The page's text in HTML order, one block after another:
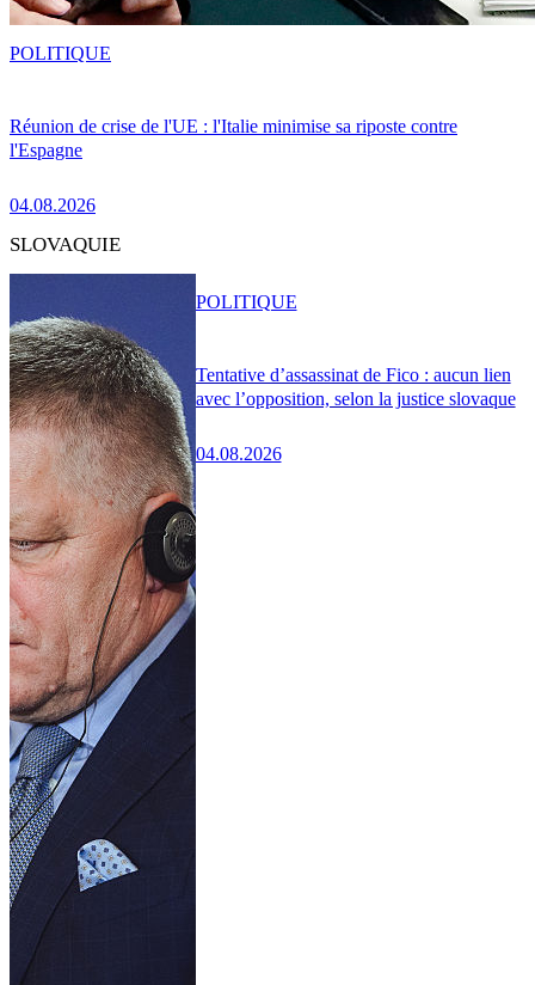
Réunion de crise de l'UE : l'Italie minimise sa riposte contre
l'Espagne
04.08.2026
POLITIQUE
SLOVAQUIE
Tentative d’assassinat de Fico : aucun lien
avec l’opposition, selon la justice slovaque
04.08.2026
POLITIQUE